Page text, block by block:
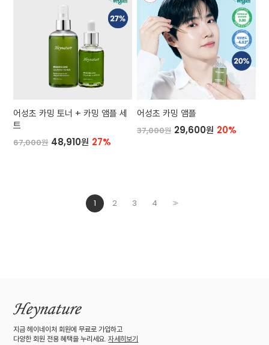
어성초 카밍 토너 + 카밍 앰플 세
트
67,000원 48,910원 27%
어성초 카밍 앰플
37,000원 29,600원 20%
1 2 3 4 >>
지금 헤이네이처 회원에 무료로 가입하고
다양한 회원 전용 혜택을 누리세요.자세히보기